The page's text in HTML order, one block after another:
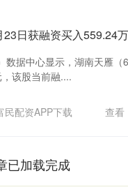
日获融资买入559.24
数据中心显示，湖南天雁（
该股当前融....
民配资APP下载 查看
已加载完成